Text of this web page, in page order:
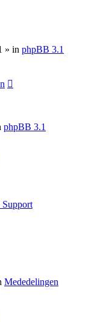
» in phpBB 3.1
phpBB 3.1
Support
Mededelingen